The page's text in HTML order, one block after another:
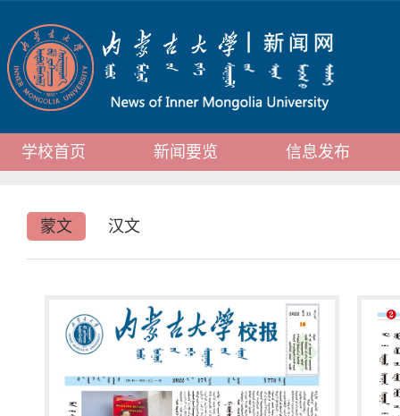
学校首页 新闻要览 信息发布
蒙文 汉文